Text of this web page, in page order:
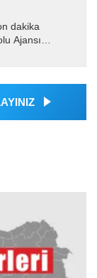
dakika
Ajansı